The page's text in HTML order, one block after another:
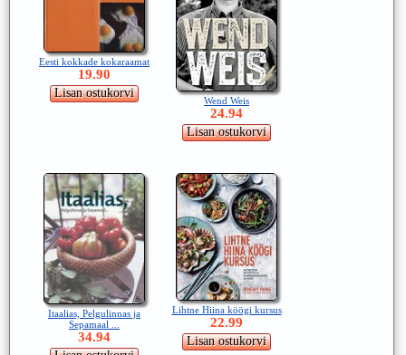
Eesti kokkade kokaraamat
19.90
Wend Weis
24.94
Itaalias, Pelgulinnas ja
Sepamaal ...
34.94
Lihtne Hiina köögi kursus
22.99